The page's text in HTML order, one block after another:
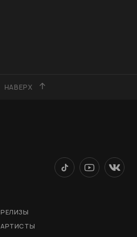
НАВЕРХ
РЕЛИЗЫ
АРТИСТЫ